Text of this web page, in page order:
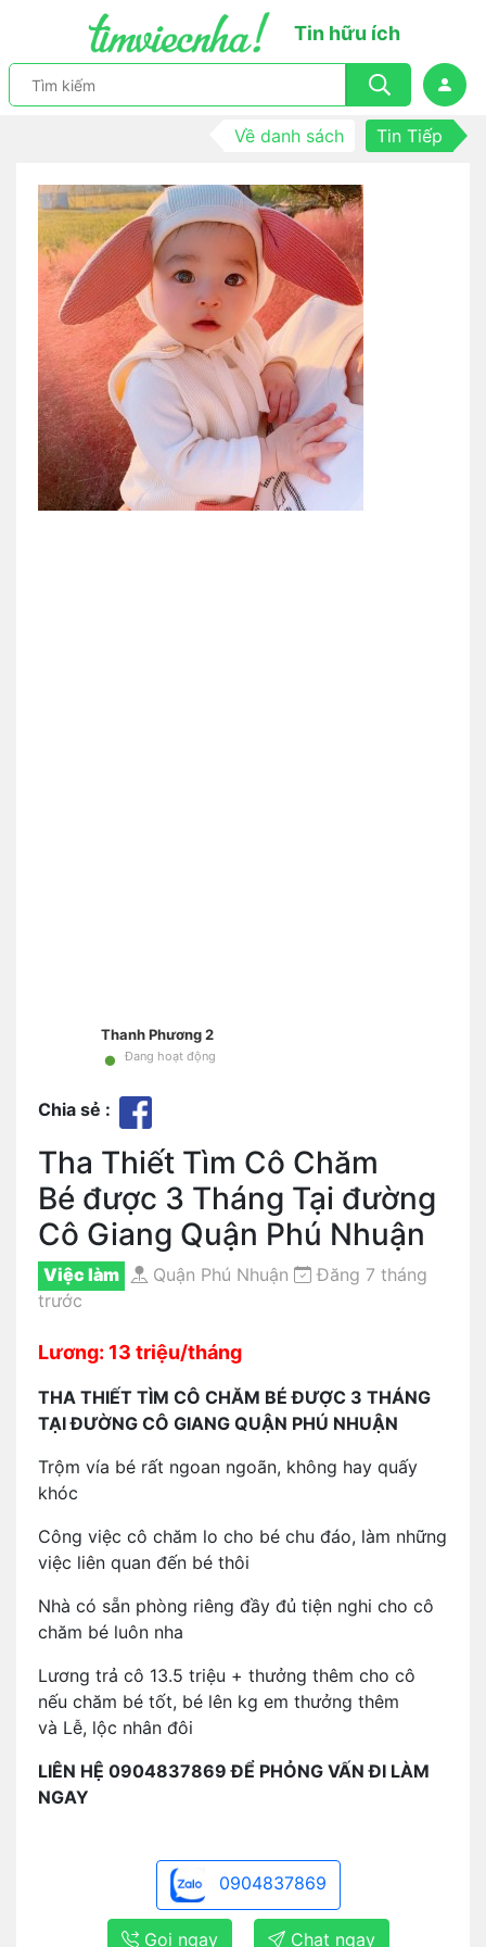
Tin hữu ích
Về danh sách Tin Tiếp
Thanh Phương 2
• Đang hoạt động
Chia sẻ :
Tha Thiết Tìm Cô Chăm
Bé được 3 Tháng Tại đường
Cô Giang Quận Phú Nhuận
Việc làm Quận Phú Nhuận
Đăng 7 tháng
trước
Lương: 13 triệu/tháng
THA THIẾT TÌM CÔ CHĂM BÉ ĐƯỢC 3 THÁNG
TẠI ĐƯỜNG CÔ GIANG QUẬN PHÚ NHUẬN
Trộm vía bé rất ngoan ngoãn, không hay quấy
khóc
Công việc cô chăm lo cho bé chu đáo, làm những
việc liên quan đến bé thôi
Nhà có sẵn phòng riêng đầy đủ tiện nghi cho cô
chăm bé luôn nha
Lương trả cô 13.5 triệu + thưởng thêm cho cô
nếu chăm bé tốt, bé lên kg em thưởng thêm
và Lễ, lộc nhân đôi
LIÊN HỆ 0904837869 ĐỂ PHỎNG VẤN ĐI LÀM
NGAY
0904837869
Gọi ngay Chat ngay